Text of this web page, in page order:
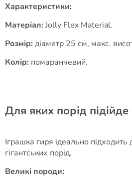
Характеристики:
Матеріал: Jolly Flex Material.
Розмір: діаметр 25 см, макс.
Колір: помаранчевий.
Для яких порід
Іграшка гиря ідеально
гігантських порід.
Великі породи: